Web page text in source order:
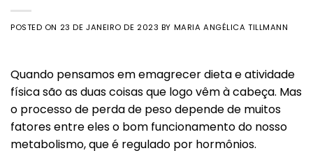
POSTED ON 23 DE JANEIRO DE 2023 BY MARIA ANGÉLICA TILLMANN
Quando pensamos em emagrecer dieta e atividade
física são as duas coisas que logo vêm à cabeça. Mas
o processo de perda de peso depende de muitos
fatores entre eles o bom funcionamento do nosso
metabolismo, que é regulado por hormônios.